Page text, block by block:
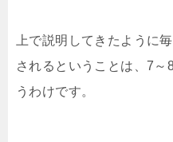
上で説明してきたように
されるということは、7
うわけです。